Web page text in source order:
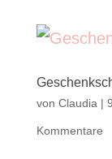
von Claudia |
Kommentare